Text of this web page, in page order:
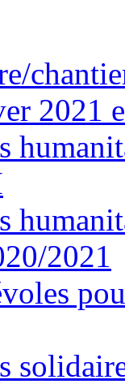
2021
2021